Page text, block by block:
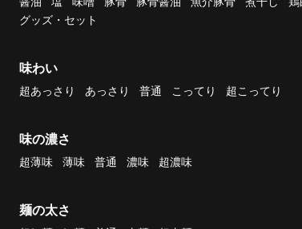
グッズ・セット
味わい
超あっさり あっさり 普通 こってり 超こってり
味の濃さ
超薄味 薄味 普通 濃味 超濃味
麺の太さ